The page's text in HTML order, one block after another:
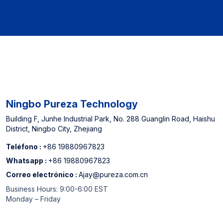
supermercados fuera de
supermercados fuera de
Ningbo Pureza Technology
Building F, Junhe Industrial Park, No. 288 Guanglin Road, Haishu
District, Ningbo City, Zhejiang
Teléfono : +86 19880967823
Whatsapp : +86 19880967823
Correo electrónico : Ajay@pureza.com.cn
Business Hours: 9:00-6:00 EST
Monday – Friday